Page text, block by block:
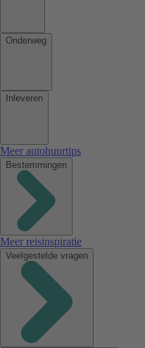
Onderweg
Inleveren
Meer autohuurtips
Bestemmingen
Meer reisinspiratie
Veelgestelde vragen